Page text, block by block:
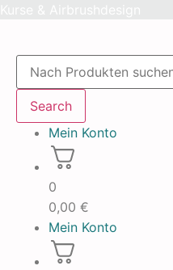
Products
search
Search
Mein Konto
0
0,00 €
Mein Konto